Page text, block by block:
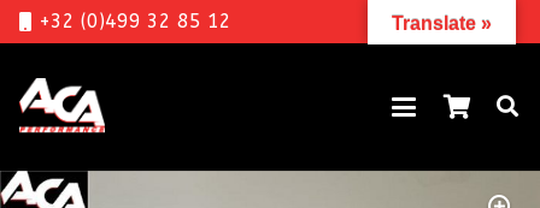
+32 (0)499 32 85 12 Translate »